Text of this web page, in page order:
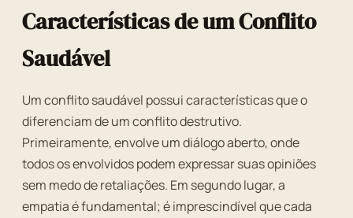
Características de um Conflito
Saudável
Um conflito saudável possui características que o
diferenciam de um conflito destrutivo.
Primeiramente, envolve um diálogo aberto, onde
todos os envolvidos podem expressar suas opiniões
sem medo de retaliações. Em segundo lugar, a
empatia é fundamental; é imprescindível que cada